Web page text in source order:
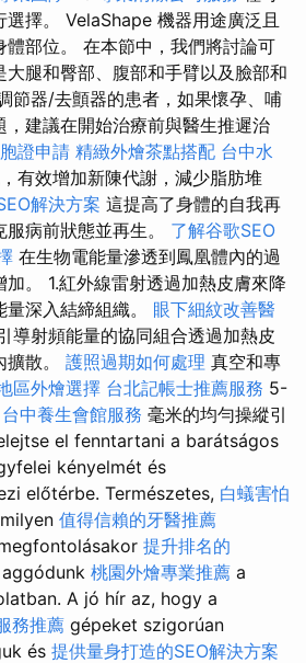
擇。 VelaShape 機器用途廣泛且
體部位。 在本節中，我們將討論可
大腿和臀部、腹部和手臂以及臉部和
節器/去顫器的患者，如果懷孕、哺
，建議在開始治療前與醫生推遲治
證申請 精緻外燴茶點搭配 台中水
有效增加新陳代謝，減少脂肪堆
解決方案 這提高了身體的自我再
病前狀態並再生。 了解谷歌SEO
在生物電能量滲透到鳳凰體內的過
。 1.紅外線雷射透過加熱皮膚來降
深入結締組織。 眼下細紋改善醫
導射頻能量的協同組合透過加熱皮
散。 護照過期如何處理 真空和專
區外燴選擇 台北記帳士推薦服務 5-
台中養生會館服務 毫米的均勻操縱引
el fenntartani a barátságos
kényelmét és
előtérbe. Természetes, 白蟻害怕
值得信賴的牙醫推薦
提升排名的
aggódunk 桃園外燴專業推薦 a
A jó hír az, hogy a
務推薦 gépeket szigorúan
és 提供量身打造的SEO解決方案